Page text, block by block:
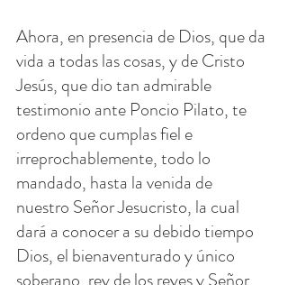
Ahora, en presencia de Dios, que da
vida a todas las cosas, y de Cristo
Jesús, que dio tan admirable
testimonio ante Poncio Pilato, te
ordeno que cumplas fiel e
irreprochablemente, todo lo
mandado, hasta la venida de
nuestro Señor Jesucristo, la cual
dará a conocer a su debido tiempo
Dios, el bienaventurado y único